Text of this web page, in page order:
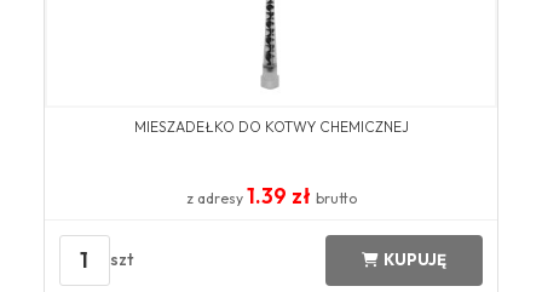
MIESZADEŁKO DO KOTWY CHEMICZNEJ
z adresy 1.39 zł brutto
1 szt KUPUJĘ